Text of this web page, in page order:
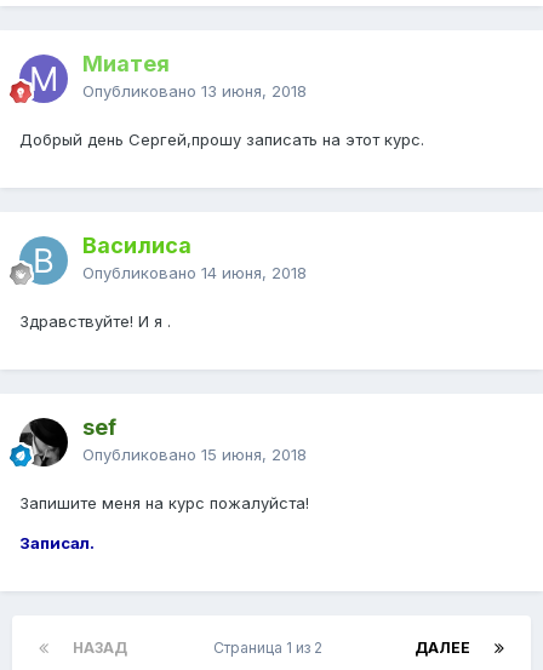
Миатея
Опубликовано 13 июня, 2018
Добрый день Сергей,прошу записать на этот курс.
Василиса
Опубликовано 14 июня, 2018
Здравствуйте! И я .
sef
Опубликовано 15 июня, 2018
Запишите меня на курс пожалуйста!
Записал.
НАЗАД ДАЛЕЕ
Страница 1 из 2